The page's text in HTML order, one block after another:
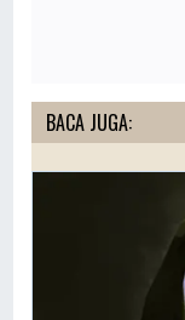
BACA JUGA: